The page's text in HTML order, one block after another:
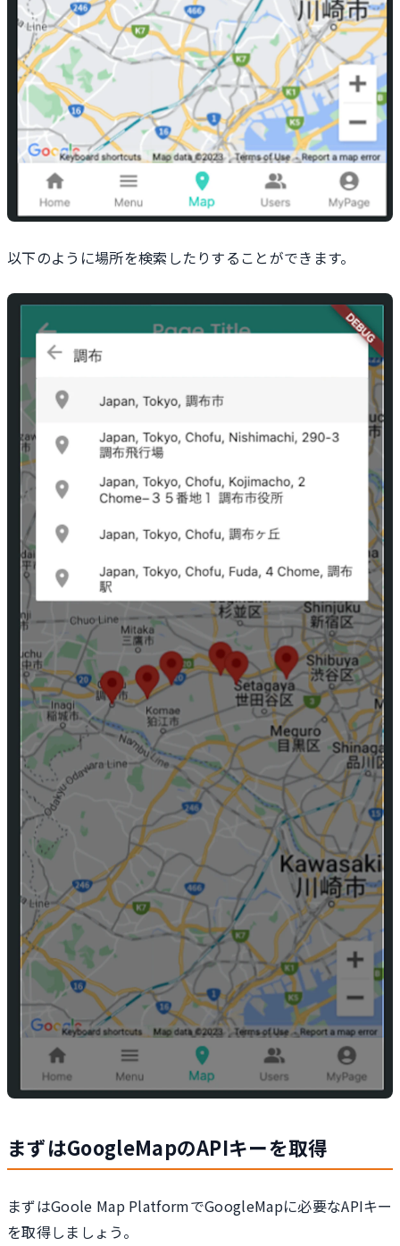
以下のように場所を検索したりすることができます。
まずはGoogleMapのAPIキーを取得
まずはGoole Map PlatformでGoogleMapに必要なAPIキー
を取得しましょう。